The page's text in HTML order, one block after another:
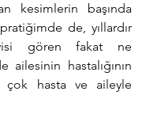
kesimlerin başında
de, yıllardır
gören fakat ne
hastalığının
çok hasta ve aileyle